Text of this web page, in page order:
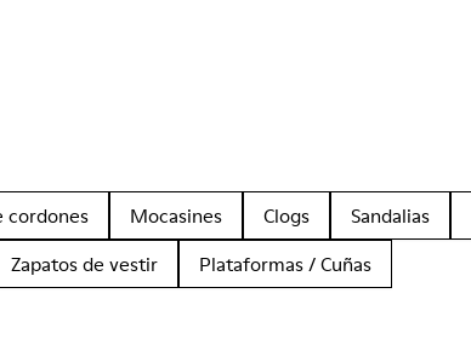
cordones Mocasines Clogs Sandalias
Zapatos de vestir
Plataformas / Cuñas